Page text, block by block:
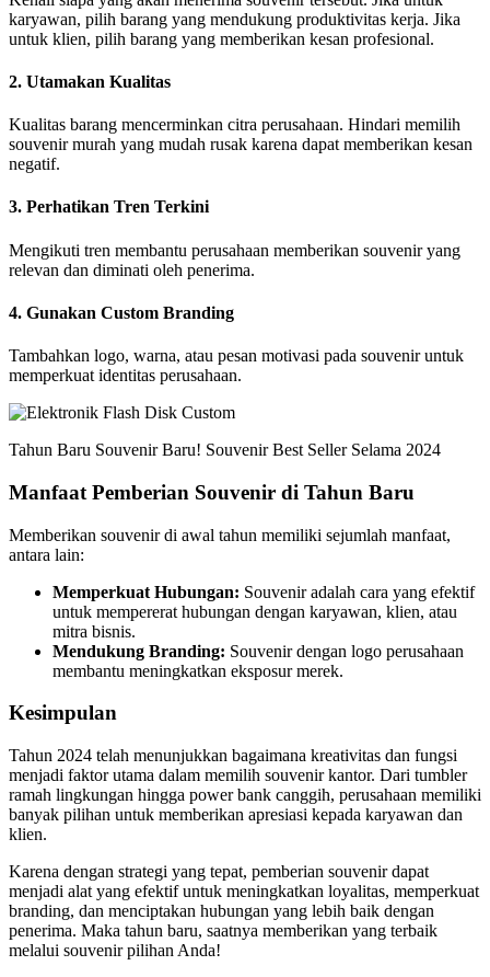
karyawan, pilih barang yang mendukung produktivitas kerja. Jika
untuk klien, pilih barang yang memberikan kesan profesional.
2. Utamakan Kualitas
Kualitas barang mencerminkan citra perusahaan. Hindari memilih
souvenir murah yang mudah rusak karena dapat memberikan kesan
negatif.
3. Perhatikan Tren Terkini
Mengikuti tren membantu perusahaan memberikan souvenir yang
relevan dan diminati oleh penerima.
4. Gunakan Custom Branding
Tambahkan logo, warna, atau pesan motivasi pada souvenir untuk
memperkuat identitas perusahaan.
Tahun Baru Souvenir Baru! Souvenir Best Seller Selama 2024
Manfaat Pemberian Souvenir di Tahun Baru
Memberikan souvenir di awal tahun memiliki sejumlah manfaat,
antara lain:
Memperkuat Hubungan: Souvenir adalah cara yang efektif
untuk mempererat hubungan dengan karyawan, klien, atau
mitra bisnis.
Mendukung Branding: Souvenir dengan logo perusahaan
membantu meningkatkan eksposur merek.
Kesimpulan
Tahun 2024 telah menunjukkan bagaimana kreativitas dan fungsi
menjadi faktor utama dalam memilih souvenir kantor. Dari tumbler
ramah lingkungan hingga power bank canggih, perusahaan memiliki
banyak pilihan untuk memberikan apresiasi kepada karyawan dan
klien.
Karena dengan strategi yang tepat, pemberian souvenir dapat
menjadi alat yang efektif untuk meningkatkan loyalitas, memperkuat
branding, dan menciptakan hubungan yang lebih baik dengan
penerima. Maka tahun baru, saatnya memberikan yang terbaik
melalui souvenir pilihan Anda!